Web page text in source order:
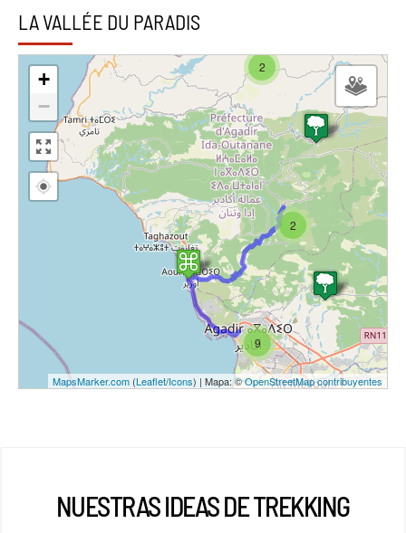
LA VALLÉE DU PARADIS
2
2
9
+
−
MapsMarker.com (Leaflet/Icons) | Mapa: ©OpenStreetMap contribuyentes
NUESTRAS IDEAS DE TREKKING